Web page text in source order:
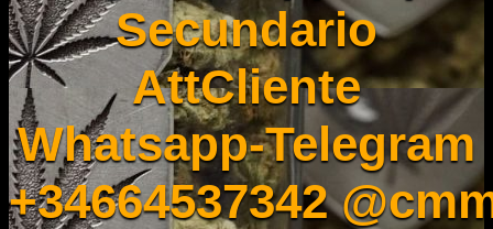
Secundario
AttCliente
Whatsapp-Telegram
+34664537342